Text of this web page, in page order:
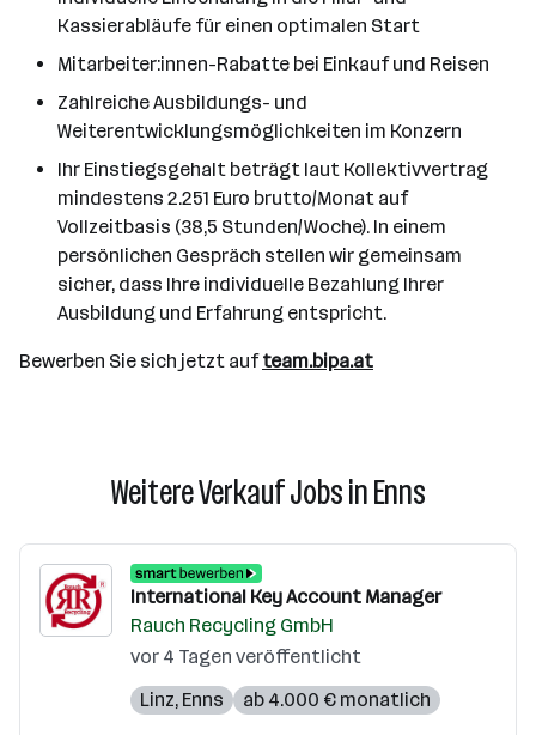
Kassierabläufe für einen optimalen Start
Mitarbeiter:innen-Rabatte bei Einkauf und Reisen
Zahlreiche Ausbildungs- und
Weiterentwicklungsmöglichkeiten im Konzern
Ihr Einstiegsgehalt beträgt laut Kollektivvertrag
mindestens 2.251 Euro brutto/Monat auf
Vollzeitbasis (38,5 Stunden/Woche). In einem
persönlichen Gespräch stellen wir gemeinsam
sicher, dass Ihre individuelle Bezahlung Ihrer
Ausbildung und Erfahrung entspricht.
Bewerben Sie sich jetzt aufteam.bipa.at
Weitere Verkauf Jobs in Enns
International Key Account Manager
Rauch Recycling GmbH
vor 4 Tagen veröffentlicht
Linz, Enns ab 4.000 € monatlich